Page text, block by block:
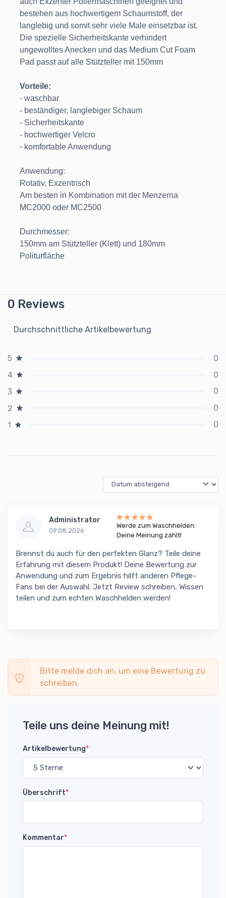
bestehen aus hochwertigem Schaumstoff, der
langlebig und somit sehr viele Male einsetzbar ist.
Die spezielle Sicherheitskante verhindert
ungewolltes Anecken und das Medium Cut Foam
Pad passt auf alle Stützteller mit 150mm
Vorteile:
- waschbar
- beständiger, langlebiger Schaum
- Sicherheitskante
- hochwertiger Velcro
- komfortable Anwendung
Anwendung:
Rotativ, Exzentrisch
Am besten in Kombination mit der Menzerna
MC2000 oder MC2500
Durchmesser:
150mm am Stützteller (Klett) und 180mm
Politurfläche
0 Reviews
Durchschnittliche Artikelbewertung
5
0
4
0
3
0
2
0
1
0
Administrator
09.08.2026
Werde zum Waschhelden:
Deine Meinung zählt!
Brennst du auch für den perfekten Glanz? Teile deine
Erfahrung mit diesem Produkt! Deine Bewertung zur
Anwendung und zum Ergebnis hilft anderen Pflege-
Fans bei der Auswahl. Jetzt Review schreiben, Wissen
teilen und zum echten Waschhelden werden!
Bitte melde dich an, um eine Bewertung zu
schreiben.
Teile uns deine Meinung mit!
Artikelbewertung*
Überschrift*
Kommentar*